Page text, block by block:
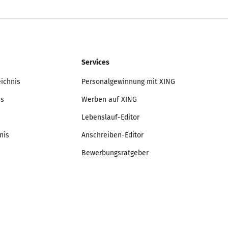
Services
Personalgewinnung mit XING
Werben auf XING
Lebenslauf-Editor
Anschreiben-Editor
Bewerbungsratgeber